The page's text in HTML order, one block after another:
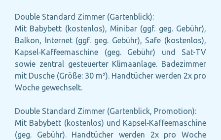
Double Standard Zimmer (Gartenblick):
Mit Babybett (kostenlos), Minibar (ggf. geg. Gebühr),
Balkon, Internet (ggf. geg. Gebühr), Safe (kostenlos),
Kapsel‑Kaffeemaschine (geg. Gebühr) und Sat-TV
sowie zentral gesteuerter Klimaanlage. Badezimmer
mit Dusche (Größe: 30 m²). Handtücher werden 2x pro
Woche gewechselt.
Double Standard Zimmer (Gartenblick, Promotion):
Mit Babybett (kostenlos) und Kapsel‑Kaffeemaschine
(geg. Gebühr). Handtücher werden 2x pro Woche